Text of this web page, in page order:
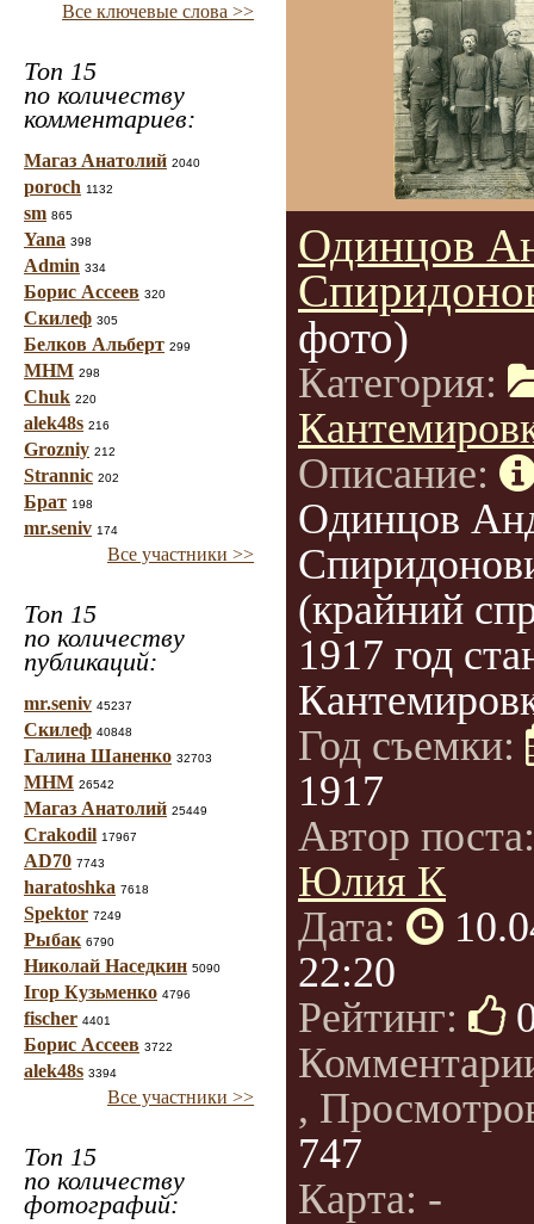
Все ключевые слова >>
Топ 15
по количеству
комментариев:
Магаз Анатолий 2040
poroch 1132
sm 865
Yana 398
Admin 334
Борис Ассеев 320
Скилеф 305
Белков Альберт 299
МНМ 298
Chuk 220
alek48s 216
Grozniy 212
Strannic 202
Брат 198
mr.seniv 174
Все участники >>
Топ 15
по количеству
публикаций:
mr.seniv 45237
Скилеф 40848
Галина Шаненко 32703
МНМ 26542
Магаз Анатолий 25449
Crakodil 17967
AD70 7743
haratoshka 7618
Spektor 7249
Рыбак 6790
Николай Наседкин 5090
Ігор Кузьменко 4796
fischer 4401
Борис Ассеев 3722
alek48s 3394
Все участники >>
Топ 15
по количеству
фотографий:
Одинцов
фото)
Категория:
Описание:
Одинцов
(крайний
1917 год
Год съемки:
1917
Автор
Юлия К
Дата:
22:20
Рейтинг:
,
747
Карта: -